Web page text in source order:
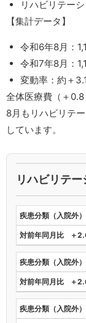
リハビリテー
【集計データ】
令和6年8月：
令和7年8月：
変動率：約＋
全体医療費（＋0.8
8月もリハビリテ
しています。
リハビリテー
＋
＋